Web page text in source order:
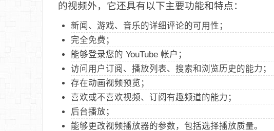
的视频外，它还具有以下主要功能和特点：
新闻、游戏、音乐的详细评论的可用性；
完全免费；
能够登录您的 YouTube 帐户；
访问用户订阅、播放列表、搜索和浏览历史的能力；
存在动画视频预览；
喜欢或不喜欢视频、订阅有趣频道的能力；
后台播放；
能够更改视频播放器的参数，包括选择播放质量。